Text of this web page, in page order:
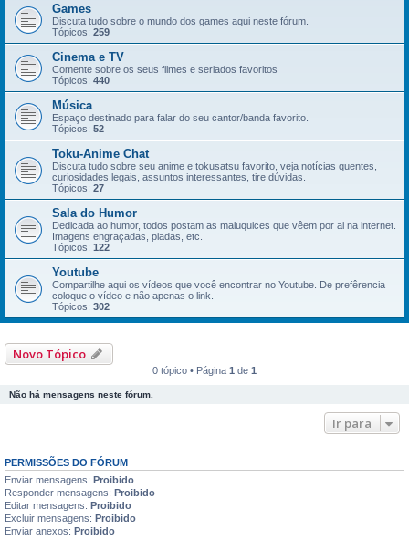
Games
Discuta tudo sobre o mundo dos games aqui neste fórum.
Tópicos: 259
Cinema e TV
Comente sobre os seus filmes e seriados favoritos
Tópicos: 440
Música
Espaço destinado para falar do seu cantor/banda favorito.
Tópicos: 52
Toku-Anime Chat
Discuta tudo sobre seu anime e tokusatsu favorito, veja notí­cias quentes,
curiosidades legais, assuntos interessantes, tire dúvidas.
Tópicos: 27
Sala do Humor
Dedicada ao humor, todos postam as maluquices que vêem por ai na internet.
Imagens engraçadas, piadas, etc.
Tópicos: 122
Youtube
Compartilhe aqui os vídeos que você encontrar no Youtube. De prefêrencia
coloque o ví­deo e não apenas o link.
Tópicos: 302
Novo Tópico
0 tópico • Página 1 de 1
Não há mensagens neste fórum.
Ir para
PERMISSÕES DO FÓRUM
Enviar mensagens: Proibido
Responder mensagens: Proibido
Editar mensagens: Proibido
Excluir mensagens: Proibido
Enviar anexos: Proibido